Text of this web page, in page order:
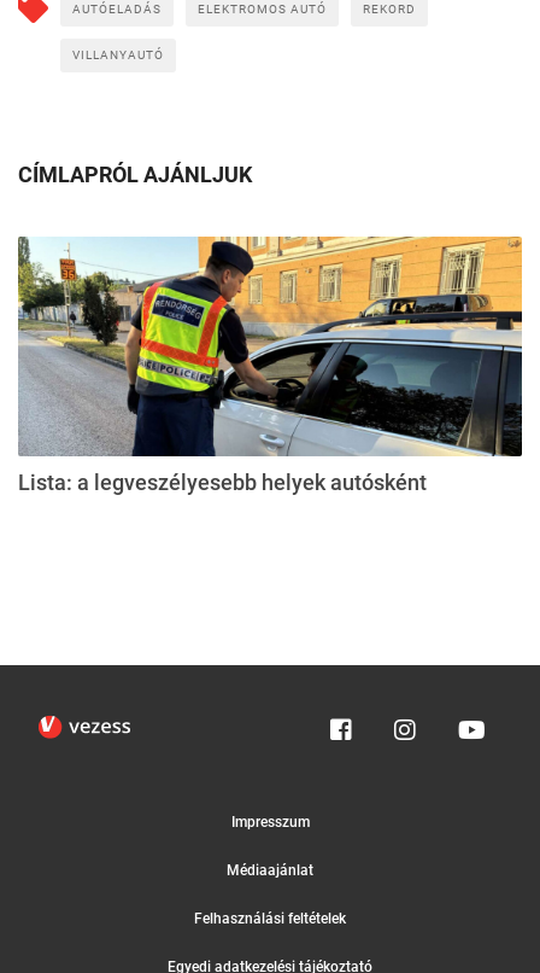
AUTÓELADÁS ELEKTROMOS AUTÓ REKORD
VILLANYAUTÓ
CÍMLAPRÓL AJÁNLJUK
Lista: a legveszélyesebb helyek autósként
Impresszum
Médiaajánlat
Felhasználási feltételek
Egyedi adatkezelési tájékoztató